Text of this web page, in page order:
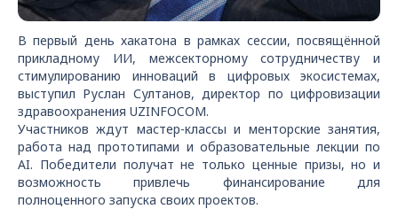
В первый день хакатона в рамках сессии, посвящённой
прикладному ИИ, межсекторному сотрудничеству и
стимулированию инноваций в цифровых экосистемах,
выступил Руслан Султанов, директор по цифровизации
здравоохранения UZINFOCOM.
Участников ждут мастер-классы и менторские занятия,
работа над прототипами и образовательные лекции по
AI. Победители получат не только ценные призы, но и
возможность привлечь финансирование для
полноценного запуска своих проектов.